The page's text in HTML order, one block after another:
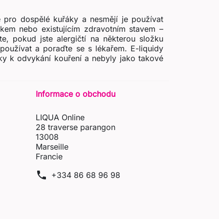
dospělé kuřáky a nesmějí je používat
nebo existujícím zdravotním stavem –
pokud jste alergičtí na některou složku
a poraďte se s lékařem. E-liquidy
k odvykání kouření a nebyly jako takové
Informace o obchodu
LIQUA Online
28 traverse parangon
13008
Marseille
Francie
phone +334 86 68 96 98